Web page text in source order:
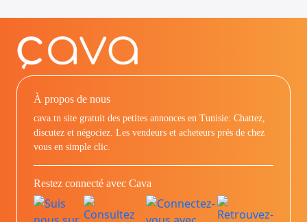
À propos de nous
cava.tn site gratuit des petites annonces en Tunisie: Chattez,
discutez et négociez. Les vendeurs et acheteurs prés de chez
vous en simple clic.
Restez connecté avec Cava